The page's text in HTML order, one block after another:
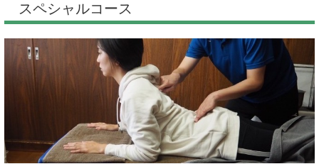
スペシャルコース